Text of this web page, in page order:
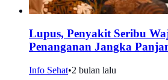
Lupus, Penyakit Seribu
Penanganan Jangka
Info Sehat•2 bulan lalu